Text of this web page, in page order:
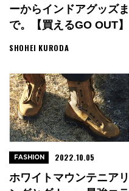
ーからインドアグッズま
で。【買えるGO OUT】
SHOHEI KURODA
ホワイトマウンテニアリ
FASHION 2022.10.05